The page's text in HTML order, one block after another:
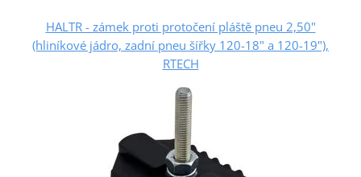
HALTR - zámek proti protočení pláště pneu 2,50"
(hliníkové jádro, zadní pneu šířky 120-18" a 120-19"),
RTECH